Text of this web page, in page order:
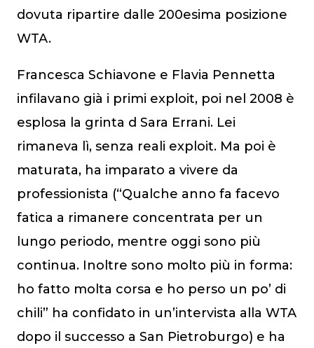
dovuta ripartire dalle 200esima posizione
WTA.
Francesca Schiavone e Flavia Pennetta
infilavano già i primi exploit, poi nel 2008 è
esplosa la grinta d Sara Errani. Lei
rimaneva lì, senza reali exploit. Ma poi è
maturata, ha imparato a vivere da
professionista (“Qualche anno fa facevo
fatica a rimanere concentrata per un
lungo periodo, mentre oggi sono più
continua. Inoltre sono molto più in forma:
ho fatto molta corsa e ho perso un po’ di
chili” ha confidato in un’intervista alla WTA
dopo il successo a San Pietroburgo) e ha